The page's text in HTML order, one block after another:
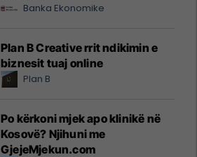
Banka Ekonomike
Plan B Creative rrit ndikimin e
biznesit tuaj online
Plan B
Po kërkoni mjek apo klinikë në
Kosovë? Njihuni me
GjejeMjekun.com